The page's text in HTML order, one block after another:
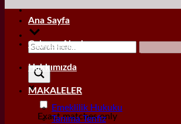
Exact matches only
Ana Sayfa
Çalışma Alanları
Hakkımızda
MAKALELER
Emeklilik Hukuku
Tanıma Tenfiz